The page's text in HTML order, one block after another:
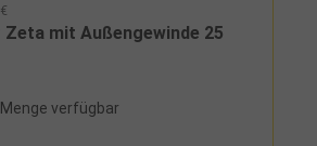
mit Außengewinde 25
verfügbar